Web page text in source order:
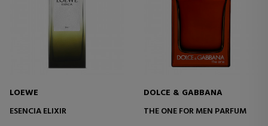
LOEWE
ESENCIA ELIXIR
DOLCE & GABBANA
THE ONE FOR MEN PARFUM